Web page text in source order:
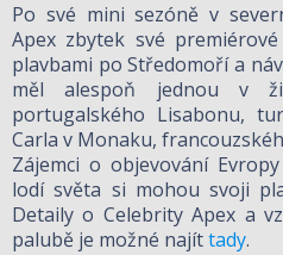
Po své mini sezóně v
Apex zbytek své
plavbami po Středomoří a
měl alespoň jednou v
portugalského Lisabonu,
Carla v Monaku,
Zájemci o objevování
lodí světa si mohou svoji
Detaily o Celebrity Apex a
palubě je možné najíttady.